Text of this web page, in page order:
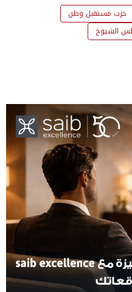
حزب مستقبل وطن
الشيوخ